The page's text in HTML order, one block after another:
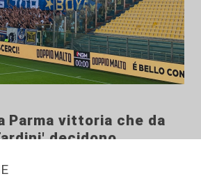
Parma vittoria che da
decidono